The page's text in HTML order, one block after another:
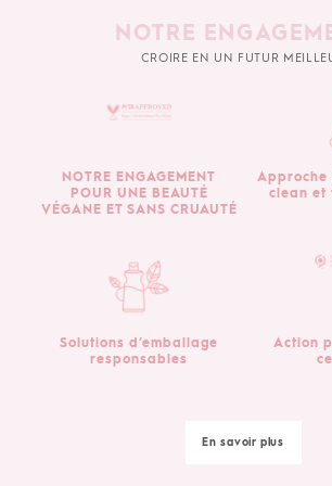
NOTRE
CROIRE EN UN FUTUR
En savoir plus
NOTRE ENGAGEMENT
POUR UNE BEAUTÉ
VÉGANE ET SANS CRUAUTÉ
Approche
clean et
Solutions d’emballage
responsables
Action